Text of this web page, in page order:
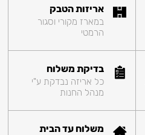
אריזות הטבק
במארז מקורי וסגור
הרמטי
בדיקת משלוח
כל אריזה נבדקת ע"י
מנהל החנות
משלוח עד הבית